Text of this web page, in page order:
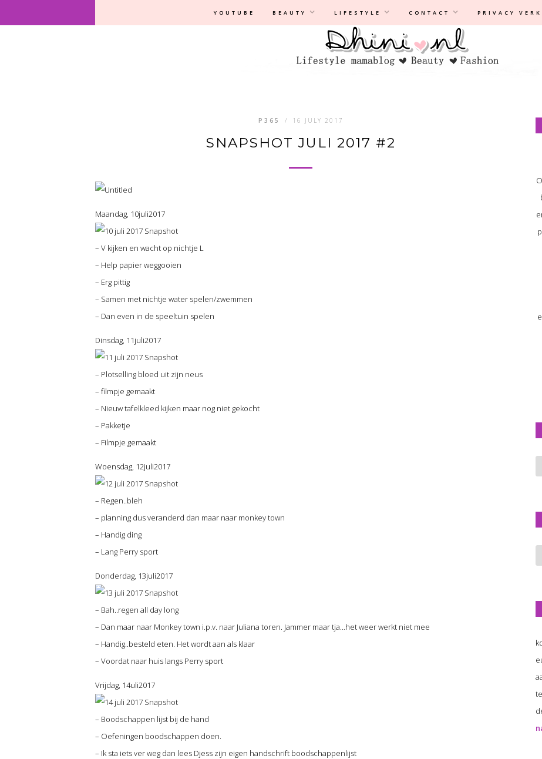
YOUTUBE BEAUTY LIFESTYLE CONTACT PRIVACY
Privacyverklaring |Disclaimer
P365 / 16 JULY 2017
SNAPSHOT JULI 2017 #2
Maandag, 10juli2017
– V kijken en wacht op nichtje L
– Help papier weggooien
– Erg pittig
– Samen met nichtje water spelen/zwemmen
– Dan even in de speeltuin spelen
Dinsdag, 11juli2017
– Plotselling bloed uit zijn neus
– filmpje gemaakt
– Nieuw tafelkleed kijken maar nog niet gekocht
– Pakketje
– Filmpje gemaakt
Woensdag, 12juli2017
– Regen..bleh
– planning dus veranderd dan maar naar monkey town
– Handig ding
– Lang Perry sport
Donderdag, 13juli2017
– Bah..regen all day long
– Dan maar naar Monkey town i.p.v. naar Juliana toren. Jammer maar tja…het weer werkt niet mee
– Handig..besteld eten. Het wordt aan als klaar
– Voordat naar huis langs Perry sport
Vrijdag, 14uli2017
– Boodschappen lijst bij de hand
– Oefeningen boodschappen doen.
– Ik sta iets ver weg dan lees Djess zijn eigen handschrift boodschappenlijst